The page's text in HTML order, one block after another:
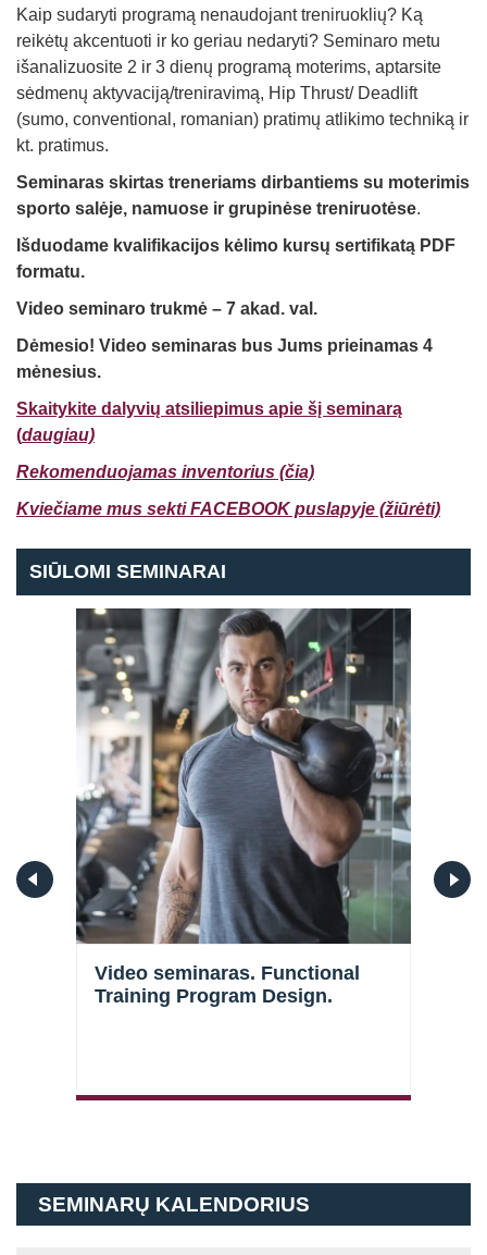
Kaip sudaryti programą nenaudojant treniruoklių? Ką
reikėtų akcentuoti ir ko geriau nedaryti? Seminaro metu
išanalizuosite 2 ir 3 dienų programą moterims, aptarsite
sėdmenų aktyvaciją/treniravimą, Hip Thrust/ Deadlift
(sumo, conventional, romanian) pratimų atlikimo techniką ir
kt. pratimus.
Seminaras skirtas treneriams dirbantiems su moterimis
sporto salėje, namuose ir grupinėse treniruotėse.
Išduodame kvalifikacijos kėlimo kursų sertifikatą PDF
formatu.
Video seminaro trukmė – 7 akad. val.
Dėmesio! Video seminaras bus Jums prieinamas 4
mėnesius.
Skaitykite dalyvių atsiliepimus apie šį seminarą
(daugiau)
Rekomenduojamas inventorius (čia)
Kviečiame mus sekti FACEBOOK puslapyje (žiūrėti)
SIŪLOMI SEMINARAI
Video seminaras. Functional
Training Program Design.
SEMINARŲ KALENDORIUS